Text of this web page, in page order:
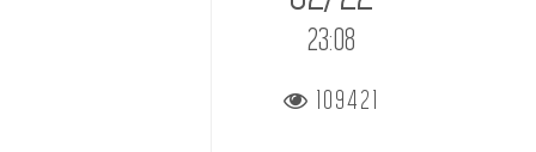
23:08
109421